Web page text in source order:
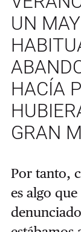
UN
HACÍA
GRAN
Por tanto,
es algo